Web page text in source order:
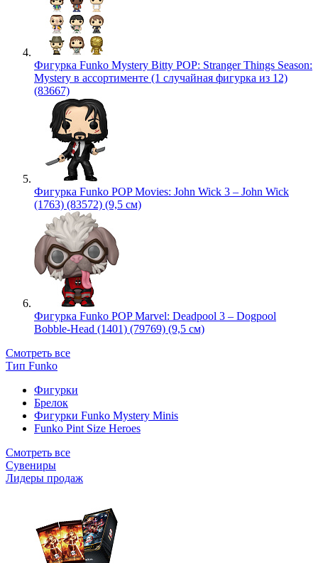
Фигурка Funko Mystery Bitty POP: Stranger Things Season:
Mystery в ассортименте (1 случайная фигурка из 12)
(83667)
Фигурка Funko POP Movies: John Wick 3 – John Wick
(1763) (83572) (9,5 см)
Фигурка Funko POP Marvel: Deadpool 3 – Dogpool
Bobble-Head (1401) (79769) (9,5 см)
Смотреть все
Тип Funko
Фигурки
Брелок
Фигурки Funko Mystery Minis
Funko Pint Size Heroes
Смотреть все
Сувениры
Лидеры продаж